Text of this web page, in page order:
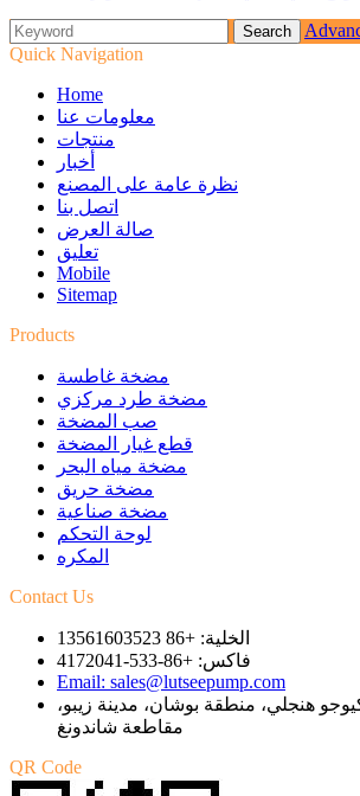
Quick Navigation
Home
معلومات عنا
منتجات
أخبار
نظرة عامة على المصنع
اتصل بنا
صالة العرض
تعليق
Mobile
Sitemap
Products
مضخة غاطسة
مضخة طرد مركزي
صب المضخة
قطع غيار المضخة
مضخة مياه البحر
مضخة حريق
مضخة صناعية
لوحة التحكم
المكره
Contact Us
الخلية: +86 13561603523
فاكس: +86-533-4172041
Email: sales@lutseepump.com
89 نهر كيوجو هنجلي، منطقة بوشان، مدينة زيبو،
مقاطعة شاندونغ
QR Code